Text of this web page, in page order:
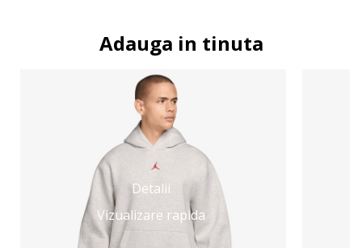
Adauga in tinuta
Detalii
Vizualizare rapida